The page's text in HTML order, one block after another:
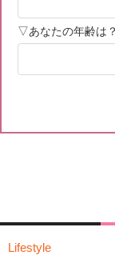
Lifestyle